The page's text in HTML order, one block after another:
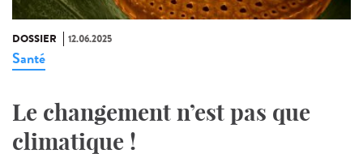
DOSSIER 12.06.2025
Santé
Le changement n’est pas que
climatique !